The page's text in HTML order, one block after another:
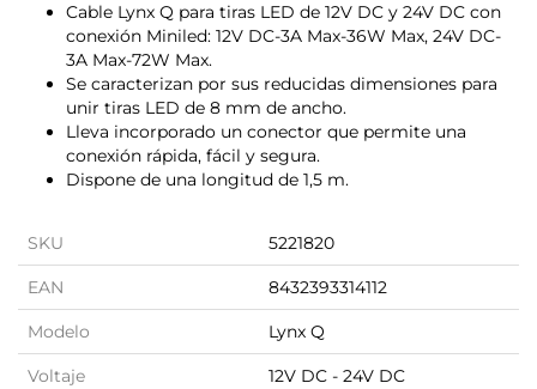
Cable Lynx Q para tiras LED de 12V DC y 24V DC con
conexión Miniled: 12V DC-3A Max-36W Max, 24V DC-
3A Max-72W Max.
Se caracterizan por sus reducidas dimensiones para
unir tiras LED de 8 mm de ancho.
Lleva incorporado un conector que permite una
conexión rápida, fácil y segura.
Dispone de una longitud de 1,5 m.
SKU 5221820
EAN 8432393314112
Modelo Lynx Q
Voltaje 12V DC - 24V DC